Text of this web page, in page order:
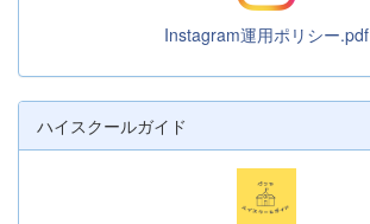
Instagram運用ポリシー.pdf
ハイスクールガイド